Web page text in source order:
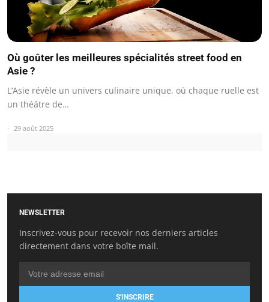
Où goûter les meilleures spécialités street food en
Asie ?
L’Asie révèle un univers culinaire unique, où chaque ruelle est
un théâtre de…
29 août 2025
NEWSLETTER
Inscrivez-vous pour recevoir nos derniers articles
directement dans votre boîte mail.
S'INSCRIRE